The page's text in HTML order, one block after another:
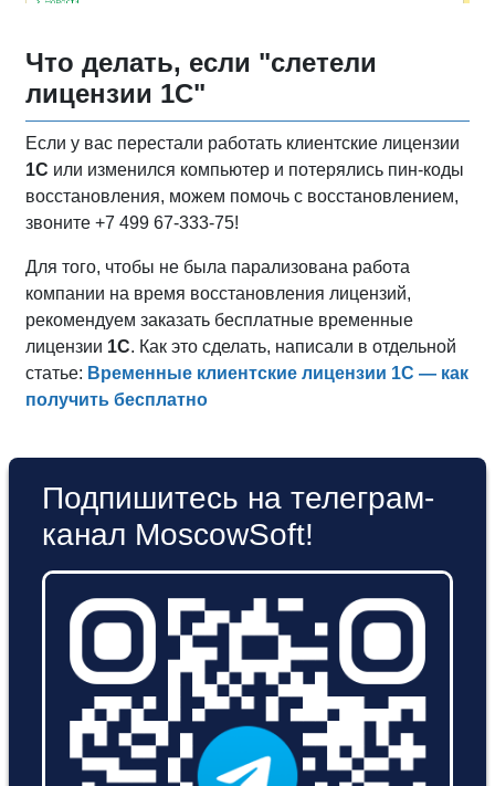
Что делать, если "слетели
лицензии 1С"
Если у вас перестали работать клиентские лицензии
1С или изменился компьютер и потерялись пин-коды
восстановления, можем помочь с восстановлением,
звоните +7 499 67-333-75!
Для того, чтобы не была парализована работа
компании на время восстановления лицензий,
рекомендуем заказать бесплатные временные
лицензии 1С. Как это сделать, написали в отдельной
статье: Временные клиентские лицензии 1С — как
получить бесплатно
Подпишитесь на телеграм-
канал MoscowSoft!